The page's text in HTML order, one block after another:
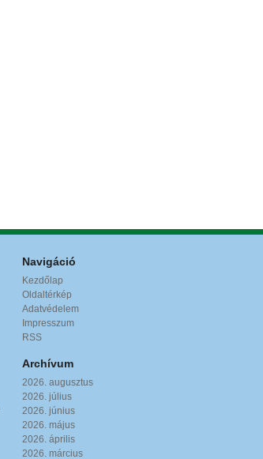
Navigáció
Kezdőlap
Oldaltérkép
Adatvédelem
Impresszum
RSS
Archívum
2026. augusztus
2026. július
2026. június
2026. május
2026. április
2026. március